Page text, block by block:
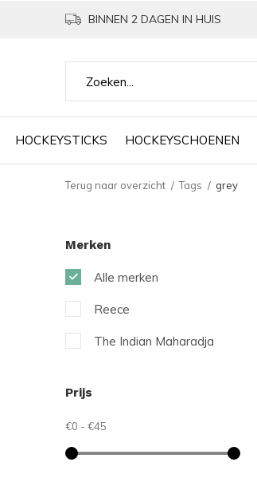
HOCKEYSTICKS HOCKEYSCHOENEN
BINNEN 2 DAGEN IN HUIS
Terug naar overzicht Tags grey
Merken
Alle merken
Reece
The Indian Maharadja
Prijs
€0 - €45